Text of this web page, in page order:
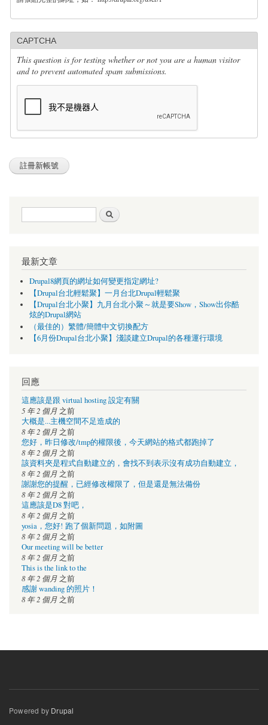
CAPTCHA
This question is for testing whether or not you are a human visitor
and to prevent automated spam submissions.
搜尋表單
最新文章
Drupal8網頁的網址如何變更指定網址?
【Drupal台北輕鬆聚】一月台北Drupal輕鬆聚
【Drupal台北小聚】九月台北小聚～就是要Show，Show出你酷
炫的Drupal網站
（最佳的）繁體/簡體中文切換配方
【6月份Drupal台北小聚】淺談建立Drupal的各種運行環境
回應
這應該是跟 virtual hosting 設定有關
5 年 2 個月 之前
大概是...主機空間不足造成的
8 年 2 個月 之前
您好，昨日修改/tmp的權限後，今天網站的格式都跑掉了
8 年 2 個月 之前
該資料夾是程式自動建立的，會找不到表示沒有成功自動建立，
8 年 2 個月 之前
謝謝您的提醒，已經修改權限了，但是還是無法備份
8 年 2 個月 之前
這應該是D8 對吧，
8 年 2 個月 之前
yosia，您好! 跑了個新問題，如附圖
8 年 2 個月 之前
Our meeting will be better
8 年 2 個月 之前
This is the link to the
8 年 2 個月 之前
感謝 wanding 的照片！
8 年 2 個月 之前
Powered by Drupal